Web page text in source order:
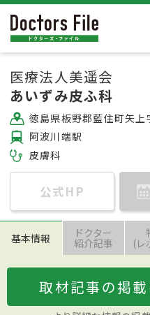
医療法人美遥会
あいずみ皮ふ科
徳島県板野郡藍住町矢上
阿波川端駅
皮膚科
公式HP
基本情報 ドクター
紹介記事 (レ
取材記事の掲